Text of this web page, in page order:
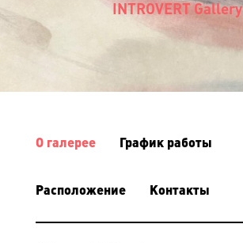
INTROVERT Gallery
О галерее График работы
Расположение Контакты